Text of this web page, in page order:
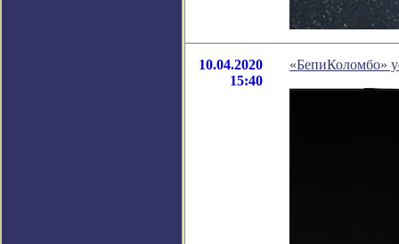
10.04.2020
15:40
«БепиКоломбо»